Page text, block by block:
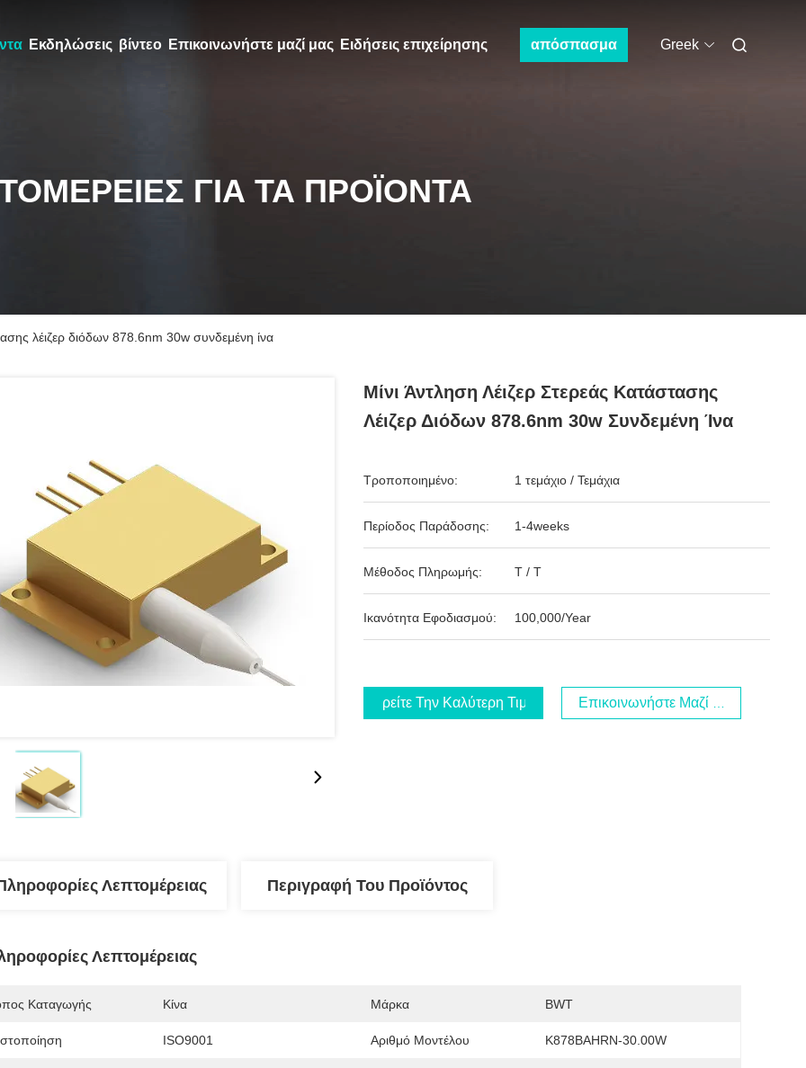
Εκδηλώσεις βίντεο Επικοινωνήστε μαζί μας Ειδήσεις επιχείρησης απόσπασμα Greek
ΓΙΑ ΤΑ ΠΡΟΪΌΝΤΑ
λέιζερ διόδων 878.6nm 30w συνδεμένη ίνα
Μίνι Άντληση Λέιζερ Στερεάς Κατάστασης
Λέιζερ Διόδων 878.6nm 30w Συνδεμένη Ίνα
Τροποποιημένο: 1 τεμάχιο / Τεμάχια
Περίοδος Παράδοσης: 1-4weeks
Μέθοδος Πληρωμής: T / T
Ικανότητα Εφοδιασμού: 100,000/Year
Βρείτε Την Καλύτερη Τιμή Επικοινωνήστε Μαζί Μας
Λεπτομέρειας Περιγραφή Του Προϊόντος
Λεπτομέρειας
Καταγωγής Κίνα Μάρκα BWT
ISO9001 Αριθμό Μοντέλου K878BAHRN-30.00W